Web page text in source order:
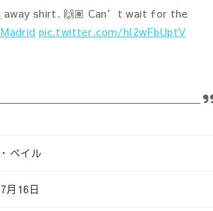
away shirt. 🙌🏽 Can’t wait for the
pic.twitter.com/hI2wFbUptV
ベイル
月16日